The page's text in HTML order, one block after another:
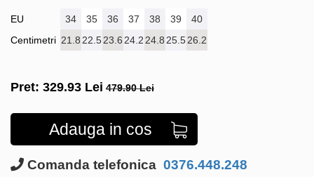
EU
Centimetri
34 35 36 37 38 39
40
21.8 22.523.6 24.2 24.8 25.526.2
Pret: 329.93 Lei 479.90 Lei
Adauga in cos
Comanda telefonica 0376.448.248